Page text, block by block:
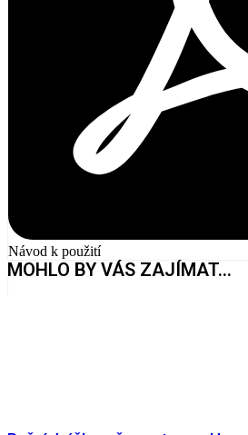
Návod k použití
MOHLO BY VÁS ZAJÍMAT...